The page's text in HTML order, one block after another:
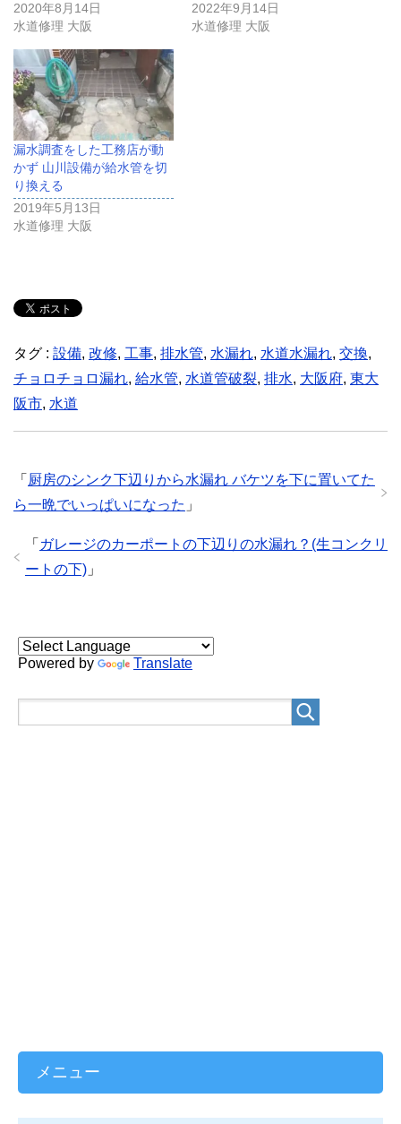
2020年8月14日
水道修理 大阪
2022年9月14日
水道修理 大阪
漏水調査をした工務店が動
かず 山川設備が給水管を切
り換える
2019年5月13日
水道修理 大阪
タグ : 設備, 改修, 工事, 排水管, 水漏れ, 水道水漏れ, 交換,
チョロチョロ漏れ, 給水管, 水道管破裂, 排水, 大阪府, 東大
阪市, 水道
「 厨房のシンク下辺りから水漏れ バケツを下に置いてた
ら一晩でいっぱいになった 」
「 ガレージのカーポートの下辺りの水漏れ？(生コンクリ
ートの下) 」
Powered by Translate
メニュー